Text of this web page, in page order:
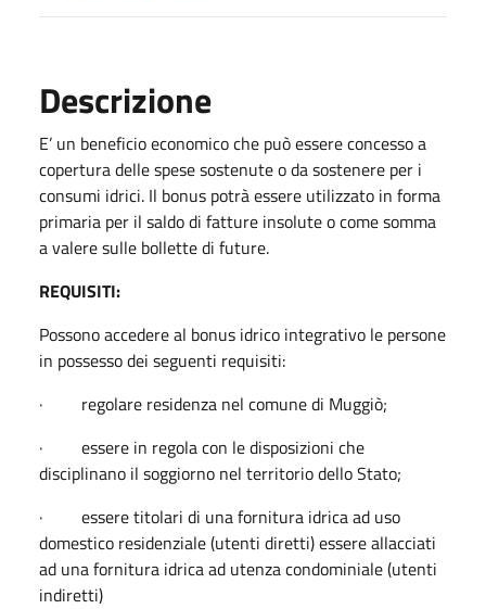
Descrizione
E’ un beneficio economico che può essere concesso a
copertura delle spese sostenute o da sostenere per i
consumi idrici. Il bonus potrà essere utilizzato in forma
primaria per il saldo di fatture insolute o come somma
a valere sulle bollette di future.
REQUISITI:
Possono accedere al bonus idrico integrativo le persone
in possesso dei seguenti requisiti:
· regolare residenza nel comune di Muggiò;
· essere in regola con le disposizioni che
disciplinano il soggiorno nel territorio dello Stato;
· essere titolari di una fornitura idrica ad uso
domestico residenziale (utenti diretti) essere allacciati
ad una fornitura idrica ad utenza condominiale (utenti
indiretti)